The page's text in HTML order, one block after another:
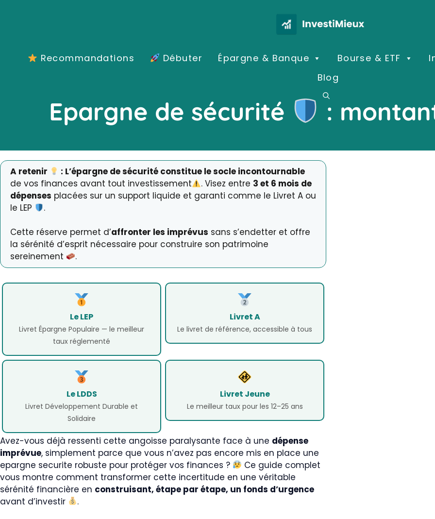
Recommandations Débuter Épargne & Banque Bourse & ETF
Blog
Epargne de sécurité :
A retenir
: L’épargne de sécurité constitue le socle incontournable
de vos finances avant tout investissement
. Visez entre 3 et 6 mois de
dépenses placées sur un support liquide et garanti comme le Livret A ou
le LEP
.
Cette réserve permet d’affronter les imprévus sans s’endetter et offre
la sérénité d’esprit nécessaire pour construire son patrimoine
sereinement
.
Le LEP
Livret Épargne Populaire — le meilleur
taux réglementé
Livret A
Le livret de référence, accessible à tous
Le LDDS
Livret Développement Durable et
Solidaire
Livret Jeune
Le meilleur taux pour les 12–25 ans
Avez-vous déjà ressenti cette angoisse paralysante face à une dépense
imprévue, simplement parce que vous n’avez pas encore mis en place une
epargne securite robuste pour protéger vos finances ?
Ce guide complet
vous montre comment transformer cette incertitude en une véritable
sérénité financière en construisant, étape par étape, un fonds d’urgence
avant d’investir
.